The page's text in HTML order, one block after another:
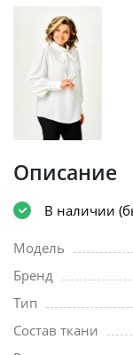
Описание
В наличии
Модель
Бренд
Тип
Состав ткани